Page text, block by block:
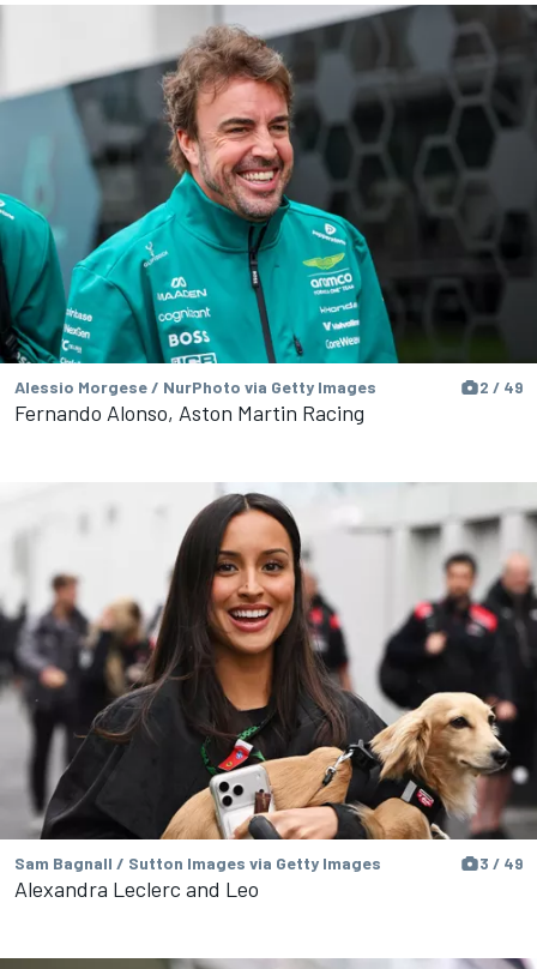
Alessio Morgese / NurPhoto via Getty Images 2 / 49
Fernando Alonso, Aston Martin Racing
Sam Bagnall / Sutton Images via Getty Images 3 / 49
Alexandra Leclerc and Leo